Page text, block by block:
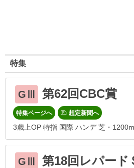
特集
GⅢ 第62回CBC賞
特集ページへ 想定新聞へ
3歳上OP 特指 国際 ハンデ 芝・1200m
GⅢ 第18回レパード